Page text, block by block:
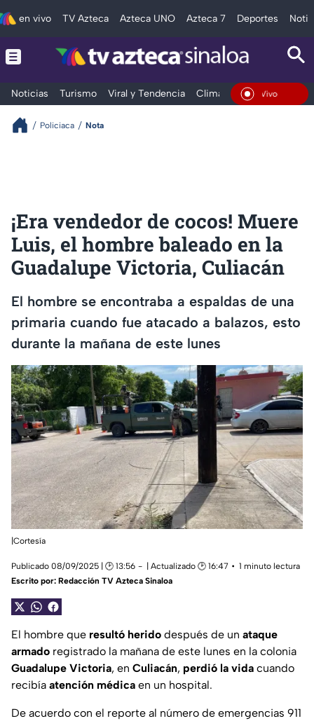
en vivo TV Azteca Azteca UNO Azteca 7 Deportes
Noticias Turismo Viral y Tendencia Clima Deportes
En Vivo
Policiaca Nota
¡Era vendedor de cocos! Muere
Luis, el hombre baleado en la
Guadalupe Victoria, Culiacán
El hombre se encontraba a espaldas de una
primaria cuando fue atacado a balazos, esto
durante la mañana de este lunes
|Cortesía
Publicado 08/09/2025 | 🕑 13:56 | Actualizado 🕑 16:47
1 minuto lectura
Escrito por: Redacción TV Azteca Sinaloa
El hombre que resultó herido después de un ataque
armado registrado la mañana de este lunes en la colonia
Guadalupe Victoria, en Culiacán, perdió la vida cuando
recibía atención médica en un hospital.
De acuerdo con el reporte al número de emergencias 911